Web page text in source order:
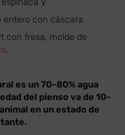
con cáscara.
con fresa, molde de
.
es un 70-80% agua
del pienso va de 10-
en un estado de